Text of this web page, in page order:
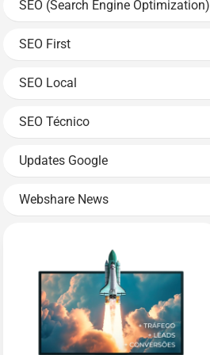
SEO (Search Engine Optimization)
SEO First
SEO Local
SEO Técnico
Updates Google
Webshare News